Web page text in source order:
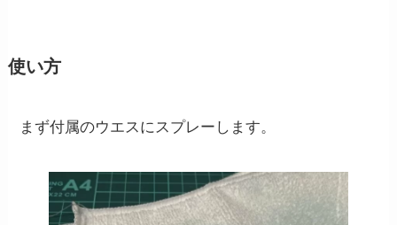
使い方
まず付属のウエスにスプレーします。